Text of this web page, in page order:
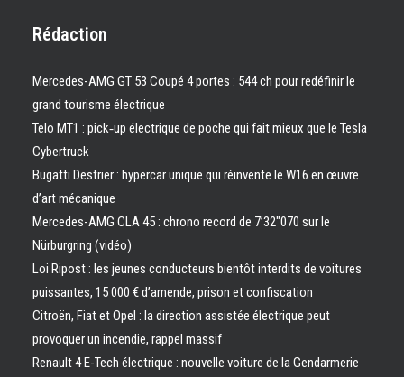
Rédaction
Mercedes-AMG GT 53 Coupé 4 portes : 544 ch pour redéfinir le
grand tourisme électrique
Telo MT1 : pick‑up électrique de poche qui fait mieux que le Tesla
Cybertruck
Bugatti Destrier : hypercar unique qui réinvente le W16 en œuvre
d’art mécanique
Mercedes-AMG CLA 45 : chrono record de 7’32″070 sur le
Nürburgring (vidéo)
Loi Ripost : les jeunes conducteurs bientôt interdits de voitures
puissantes, 15 000 € d’amende, prison et confiscation
Citroën, Fiat et Opel : la direction assistée électrique peut
provoquer un incendie, rappel massif
Renault 4 E-Tech électrique : nouvelle voiture de la Gendarmerie